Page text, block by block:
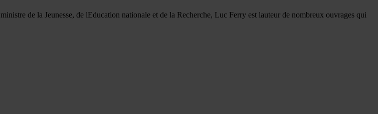
de la Jeunesse, de lEducation nationale et de la Recherche, Luc Ferry est lauteur de nombreux ouvrages qui